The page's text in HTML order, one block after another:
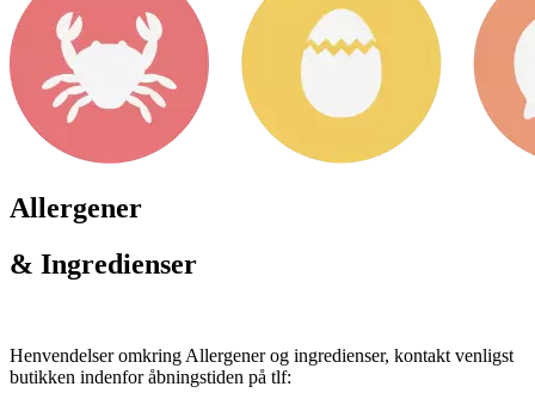
Allergener
& Ingredienser
Henvendelser omkring Allergener og ingredienser, kontakt venligst
butikken indenfor åbningstiden på tlf: